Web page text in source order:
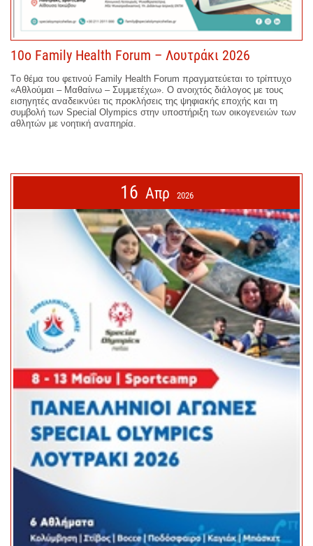
10o Family Health Forum – Λουτράκι 2026
Τo θέμα του φετινού Family Health Forum πραγματεύεται το τρίπτυχο
«Αθλούμαι – Μαθαίνω – Συμμετέχω». Ο ανοιχτός διάλογος με τους
εισηγητές αναδεικνύει τις προκλήσεις της ψηφιακής εποχής και τη
συμβολή των Special Olympics στην υποστήριξη των οικογενειών των
αθλητών με νοητική αναπηρία.
16 Απρ 2026